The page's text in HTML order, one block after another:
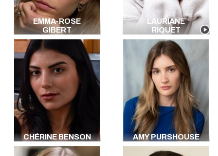
EMMA-ROSE
GIBERT
LAURIANE
RIQUET
CHÉRINE BENSON AMY PURSHOUSE